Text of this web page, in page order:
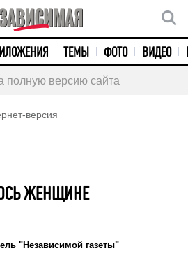
ТЕМЫ ФОТО ВИДЕО
полную версию сайта
версия
ЖЕНЩИНЕ
"Независимой газеты"